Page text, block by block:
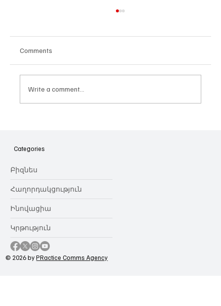
նվիրում որոշում
Comments
Write a comment...
Categories
Բիզնես
Հաղորդակցություն
Ինովացիա
Կրթություն
© 2026 byPRactice Comms Agency